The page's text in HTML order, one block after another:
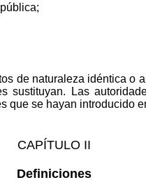
de naturaleza idéntica o
Las
que se hayan introducido
CAPÍTULO II
Definiciones